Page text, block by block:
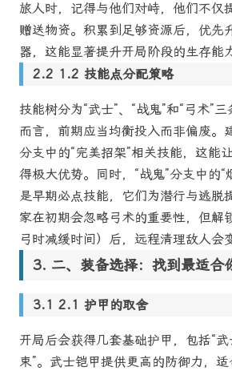
旅人时，记得与他们对峙，他们不仅
赠送物资。积累到足够资源后，优先
器，这能显著提升开局阶段的生存能
1.2 技能点分配策略
技能树分为“武士”、“战鬼”和“弓术”
而言，前期应当均衡投入而非偏废。
分支中的“完美招架”相关技能，这能
得极大优势。同时，“战鬼”分支中的“
是早期必点技能，它们为潜行与逃脱
家在初期会忽略弓术的重要性，但解
弓时减缓时间）后，远程清理敌人会
二、装备选择：找到最适合
2.1 护甲的取舍
开局后会获得几套基础护甲，包括“武
束”。武士铠甲提供更高的防御力，